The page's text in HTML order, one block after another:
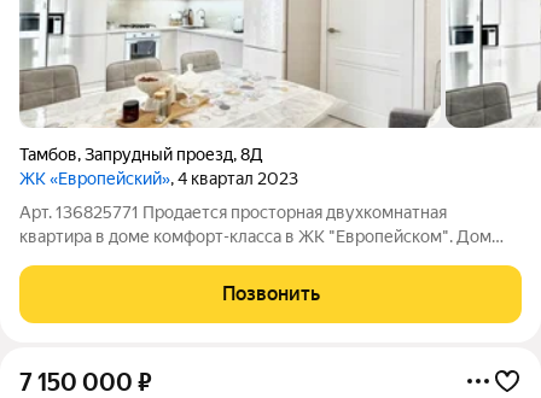
Тамбов,Запрудный проезд,8Д
ЖК «Европейский», 4 квартал 2023
Арт. 136825771 Продается просторная двухкомнатная
квартира в доме комфорт-класса в ЖК "Европейском". Дом
светлая, панорамные, большие окна, сделан новый, дорогой,
качественный ремонт, вся мебель
Позвонить
7 150 000 ₽